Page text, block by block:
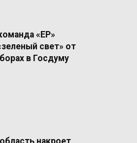
«ЕР»
свет» от
в Госдуму
накроет